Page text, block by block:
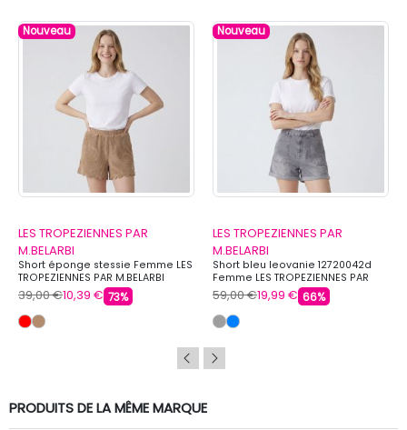
Nouveau
LES TROPEZIENNES PAR
M.BELARBI
Short éponge stessie Femme LES
TROPEZIENNES PAR M.BELARBI
39,00 €10,39 € 73%
Nouveau
LES TROPEZIENNES PAR
M.BELARBI
Short bleu leovanie 12720042d
Femme LES TROPEZIENNES PAR
M.BELARBI
59,00 €19,99 € 66%
PRODUITS DE LA MÊME MARQUE